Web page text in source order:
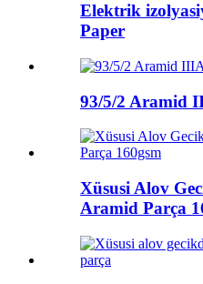
Elektrik
Paper
93/5/2 Aramid
Xüsusi Alov
Aramid Parça